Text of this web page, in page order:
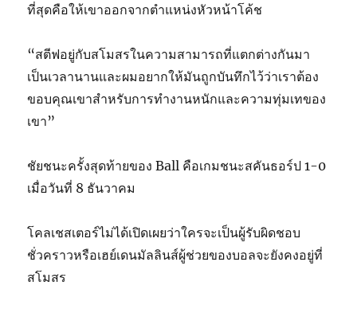
ที่สุดคือให้เขาออกจากตำแหน่งหัวหน้าโค้ช
“สตีฟอยู่กับสโมสรในความสามารถที่แตกต่างกันมา
เป็นเวลานานและผมอยากให้มันถูกบันทึกไว้ว่าเราต้อง
ขอบคุณเขาสำหรับการทำงานหนักและความทุ่มเทของ
เขา”
ชัยชนะครั้งสุดท้ายของ Ball คือเกมชนะสคันธอร์ป 1-0
เมื่อวันที่ 8 ธันวาคม
โคลเชสเตอร์ไม่ได้เปิดเผยว่าใครจะเป็นผู้รับผิดชอบ
ชั่วคราวหรือเฮย์เดนมัลลินส์ผู้ช่วยของบอลจะยังคงอยู่ที่
สโมสร